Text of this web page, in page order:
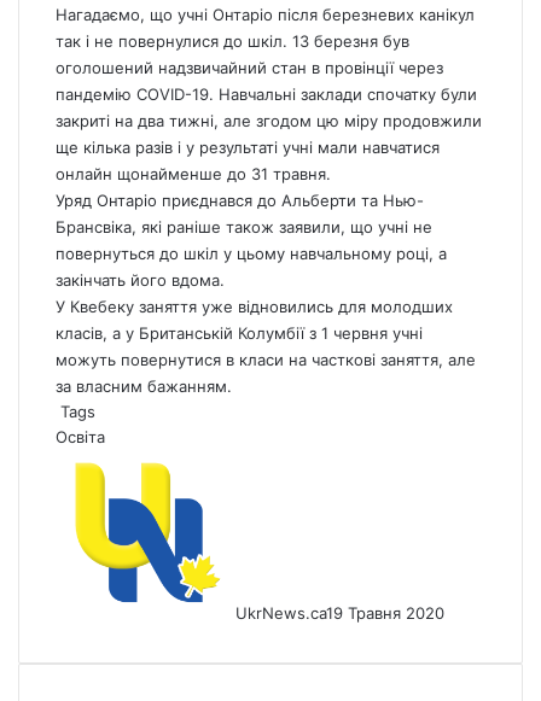
Нагадаємо, що учні Онтаріо після березневих канікул
так і не повернулися до шкіл. 13 березня був
оголошений надзвичайний стан в провінції через
пандемію COVID-19. Навчальні заклади спочатку були
закриті на два тижні, але згодом цю міру продовжили
ще кілька разів і у результаті учні мали навчатися
онлайн щонайменше до 31 травня.
Уряд Онтаріо приєднався до Альберти та Нью-
Брансвіка, які раніше також заявили, що учні не
повернуться до шкіл у цьому навчальному році, а
закінчать його вдома.
У Квебеку заняття уже відновились для молодших
класів, а у Британській Колумбії з 1 червня учні
можуть повернутися в класи на часткові заняття, але
за власним бажанням.
Tags
Освіта
UkrNews.ca19 Травня 2020